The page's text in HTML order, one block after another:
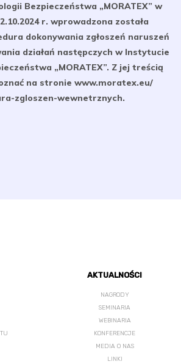
Bezpieczeństwa „MORATEX” w
r. wprowadzona została
dokonywania zgłoszeń naruszeń
działań następczych w Instytucie
„MORATEX”. Z jej treścią
na stronie www.moratex.eu/
zgloszen-wewnetrznych.
AKTUALNOŚCI
NAGRODY
SEMINARIA
WEBINARIA
KONFERENCJE
MEDIA O NAS
LINKI